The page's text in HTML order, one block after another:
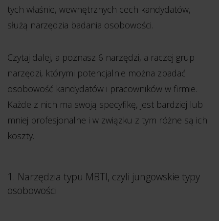
tych właśnie, wewnętrznych cech kandydatów,
służą narzędzia badania osobowości.
Czytaj dalej, a poznasz 6 narzędzi, a raczej grup
narzędzi, którymi potencjalnie można zbadać
osobowość kandydatów i pracowników w firmie.
Każde z nich ma swoją specyfikę, jest bardziej lub
mniej profesjonalne i w związku z tym różne są ich
koszty.
1. Narzędzia typu MBTI, czyli jungowskie typy
osobowości